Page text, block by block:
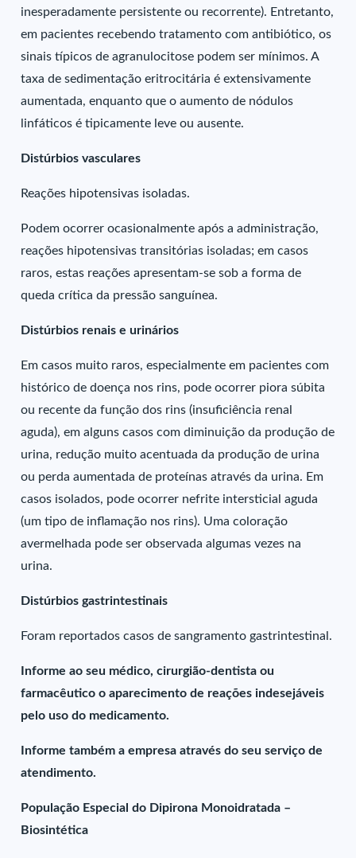
inesperadamente persistente ou recorrente). Entretanto,
em pacientes recebendo tratamento com antibiótico, os
sinais típicos de agranulocitose podem ser mínimos. A
taxa de sedimentação eritrocitária é extensivamente
aumentada, enquanto que o aumento de nódulos
linfáticos é tipicamente leve ou ausente.
Distúrbios vasculares
Reações hipotensivas isoladas.
Podem ocorrer ocasionalmente após a administração,
reações hipotensivas transitórias isoladas; em casos
raros, estas reações apresentam-se sob a forma de
queda crítica da pressão sanguínea.
Distúrbios renais e urinários
Em casos muito raros, especialmente em pacientes com
histórico de doença nos rins, pode ocorrer piora súbita
ou recente da função dos rins (insuficiência renal
aguda), em alguns casos com diminuição da produção de
urina, redução muito acentuada da produção de urina
ou perda aumentada de proteínas através da urina. Em
casos isolados, pode ocorrer nefrite intersticial aguda
(um tipo de inflamação nos rins). Uma coloração
avermelhada pode ser observada algumas vezes na
urina.
Distúrbios gastrintestinais
Foram reportados casos de sangramento gastrintestinal.
Informe ao seu médico, cirurgião-dentista ou
farmacêutico o aparecimento de reações indesejáveis
pelo uso do medicamento.
Informe também a empresa através do seu serviço de
atendimento.
População Especial do Dipirona Monoidratada –
Biosintética